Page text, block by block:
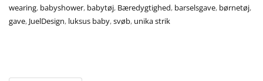
wearing, babyshower, babytøj, Bæredygtighed, barselsgave, børnetøj,
gave, JuelDesign, luksus baby,svøb, unika strik